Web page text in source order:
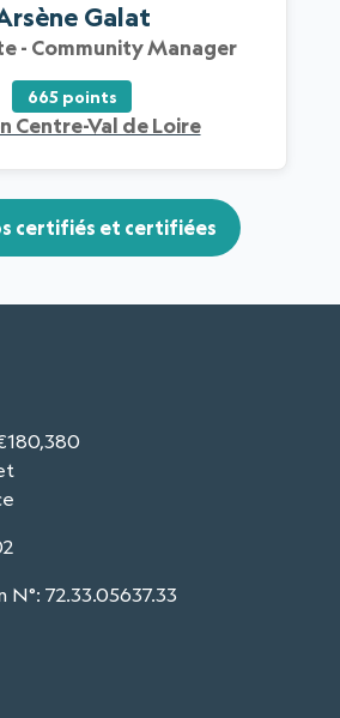
Galat
- Community Manager
665 points
Centre-Val de Loire
certifiés et certifiées
N°: 72.33.05637.33